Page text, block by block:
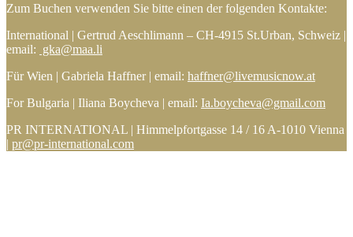
Zum Buchen verwenden Sie bitte einen der folgenden Kontakte:
International | Gertrud Aeschlimann – CH-4915 St.Urban, Schweiz |
email: gka@maa.li
Für Wien | Gabriela Haffner | email: haffner@livemusicnow.at
For Bulgaria | Iliana Boycheva | email: Ia.boycheva@gmail.com
PR INTERNATIONAL | Himmelpfortgasse 14 / 16 A-1010 Vienna
| pr@pr-international.com